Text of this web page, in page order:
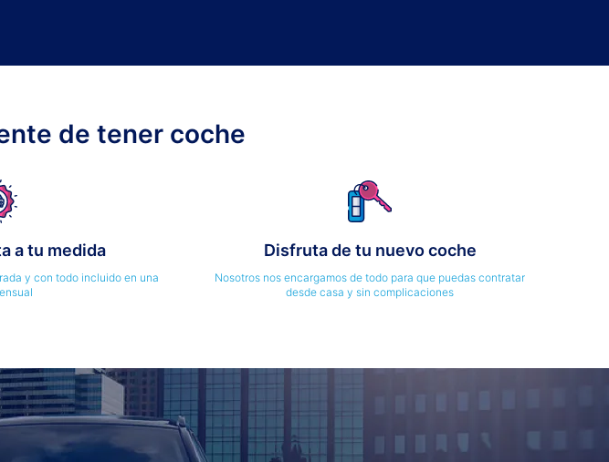
de tener coche
a tu medida
y con todo incluido en una
Disfruta de tu nuevo coche
Nosotros nos encargamos de todo para que puedas contratar
desde casa y sin complicaciones